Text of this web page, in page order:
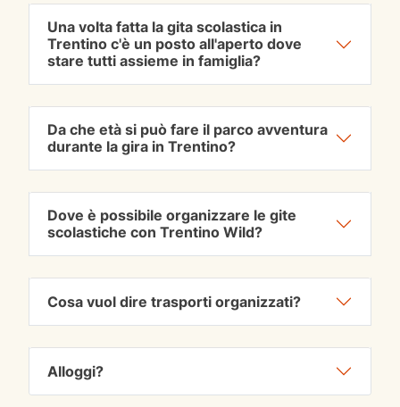
Una volta fatta la gita scolastica in
Trentino c'è un posto all'aperto dove
stare tutti assieme in famiglia?
Da che età si può fare il parco avventura
durante la gira in Trentino?
Dove è possibile organizzare le gite
scolastiche con Trentino Wild?
Cosa vuol dire trasporti organizzati?
Alloggi?